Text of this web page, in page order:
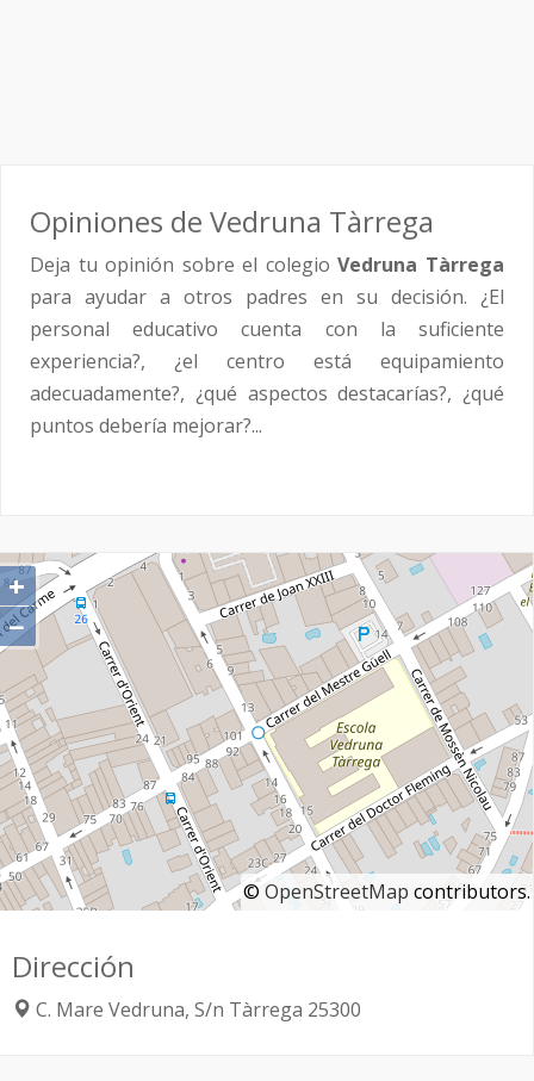
Opiniones de Vedruna Tàrrega
Deja tu opinión sobre el colegioVedruna Tàrrega
para ayudar a otros padres en su decisión. ¿El
personal educativo cuenta con la suficiente
experiencia?, ¿el centro está equipamiento
adecuadamente?, ¿qué aspectos destacarías?, ¿qué
puntos debería mejorar?...
+
−
©OpenStreetMap contributors.
Dirección
C. Mare Vedruna, S/n Tàrrega 25300